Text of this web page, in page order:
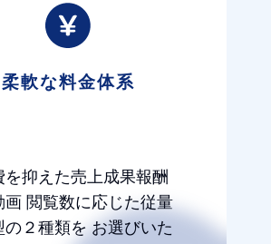
柔軟な料金体系
を抑えた売上成果報酬
画 閲覧数に応じた従量
の２種類を お選びいた